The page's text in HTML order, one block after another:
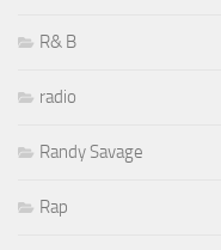
R& B
radio
Randy Savage
Rap